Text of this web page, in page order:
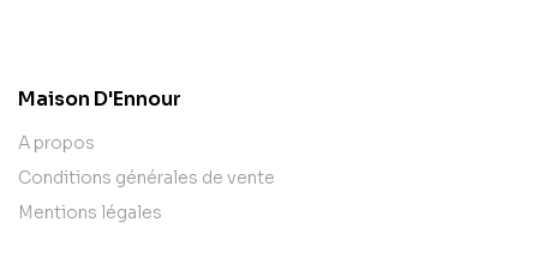
Maison D'Ennour
A propos
Conditions générales de vente
Mentions légales